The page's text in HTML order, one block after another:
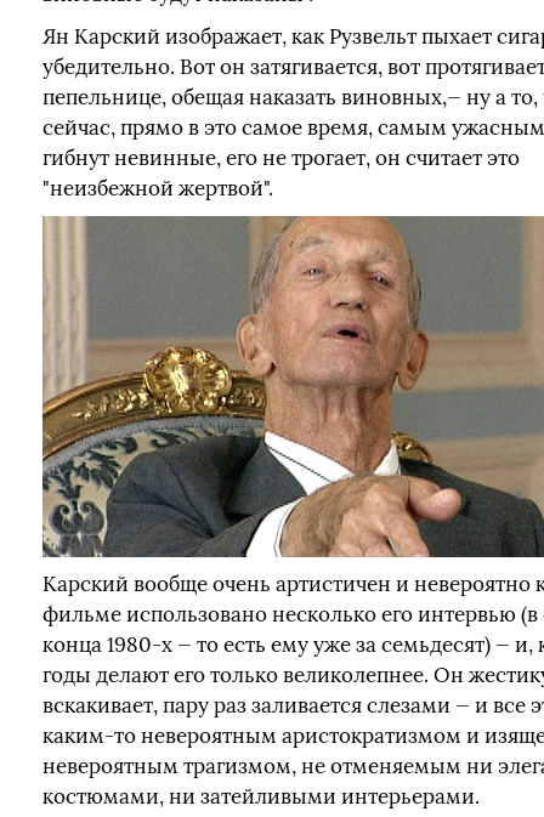
Ян Карский изображает, как Рузвельт пыхает
убедительно. Вот он затягивается, вот
пепельнице, обещая наказать виновных,— ну а то,
сейчас, прямо в это самое время, самым
гибнут невинные, его не трогает, он считает это
"неизбежной жертвой".
Карский вообще очень артистичен и невероятно
фильме использовано несколько его интервью
конца 1980-х — то есть ему уже за семьдесят) — и,
годы делают его только великолепнее. Он
вскакивает, пару раз заливается слезами — и все
каким-то невероятным аристократизмом и
невероятным трагизмом, не отменяемым ни
костюмами, ни затейливыми интерьерами.